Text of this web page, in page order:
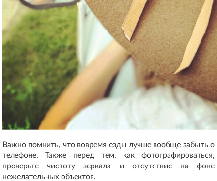
Важно помнить, что вовремя езды лучше вообще забыть о
телефоне. Также перед тем, как фотографироваться,
проверьте чистоту зеркала и отсутствие на фоне
нежелательных объектов.